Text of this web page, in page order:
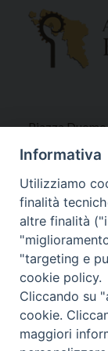
Piazza
Tel
Fax
Orari Curia
Mar. / Mer. /
nei mesi estivi
Informativa
Utilizziamo
finalità
altre finalità
"targeting e
cookie policy.
Cliccando su
cookie.
maggiori